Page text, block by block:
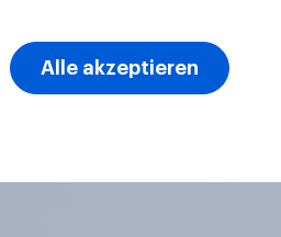
Alle akzeptieren